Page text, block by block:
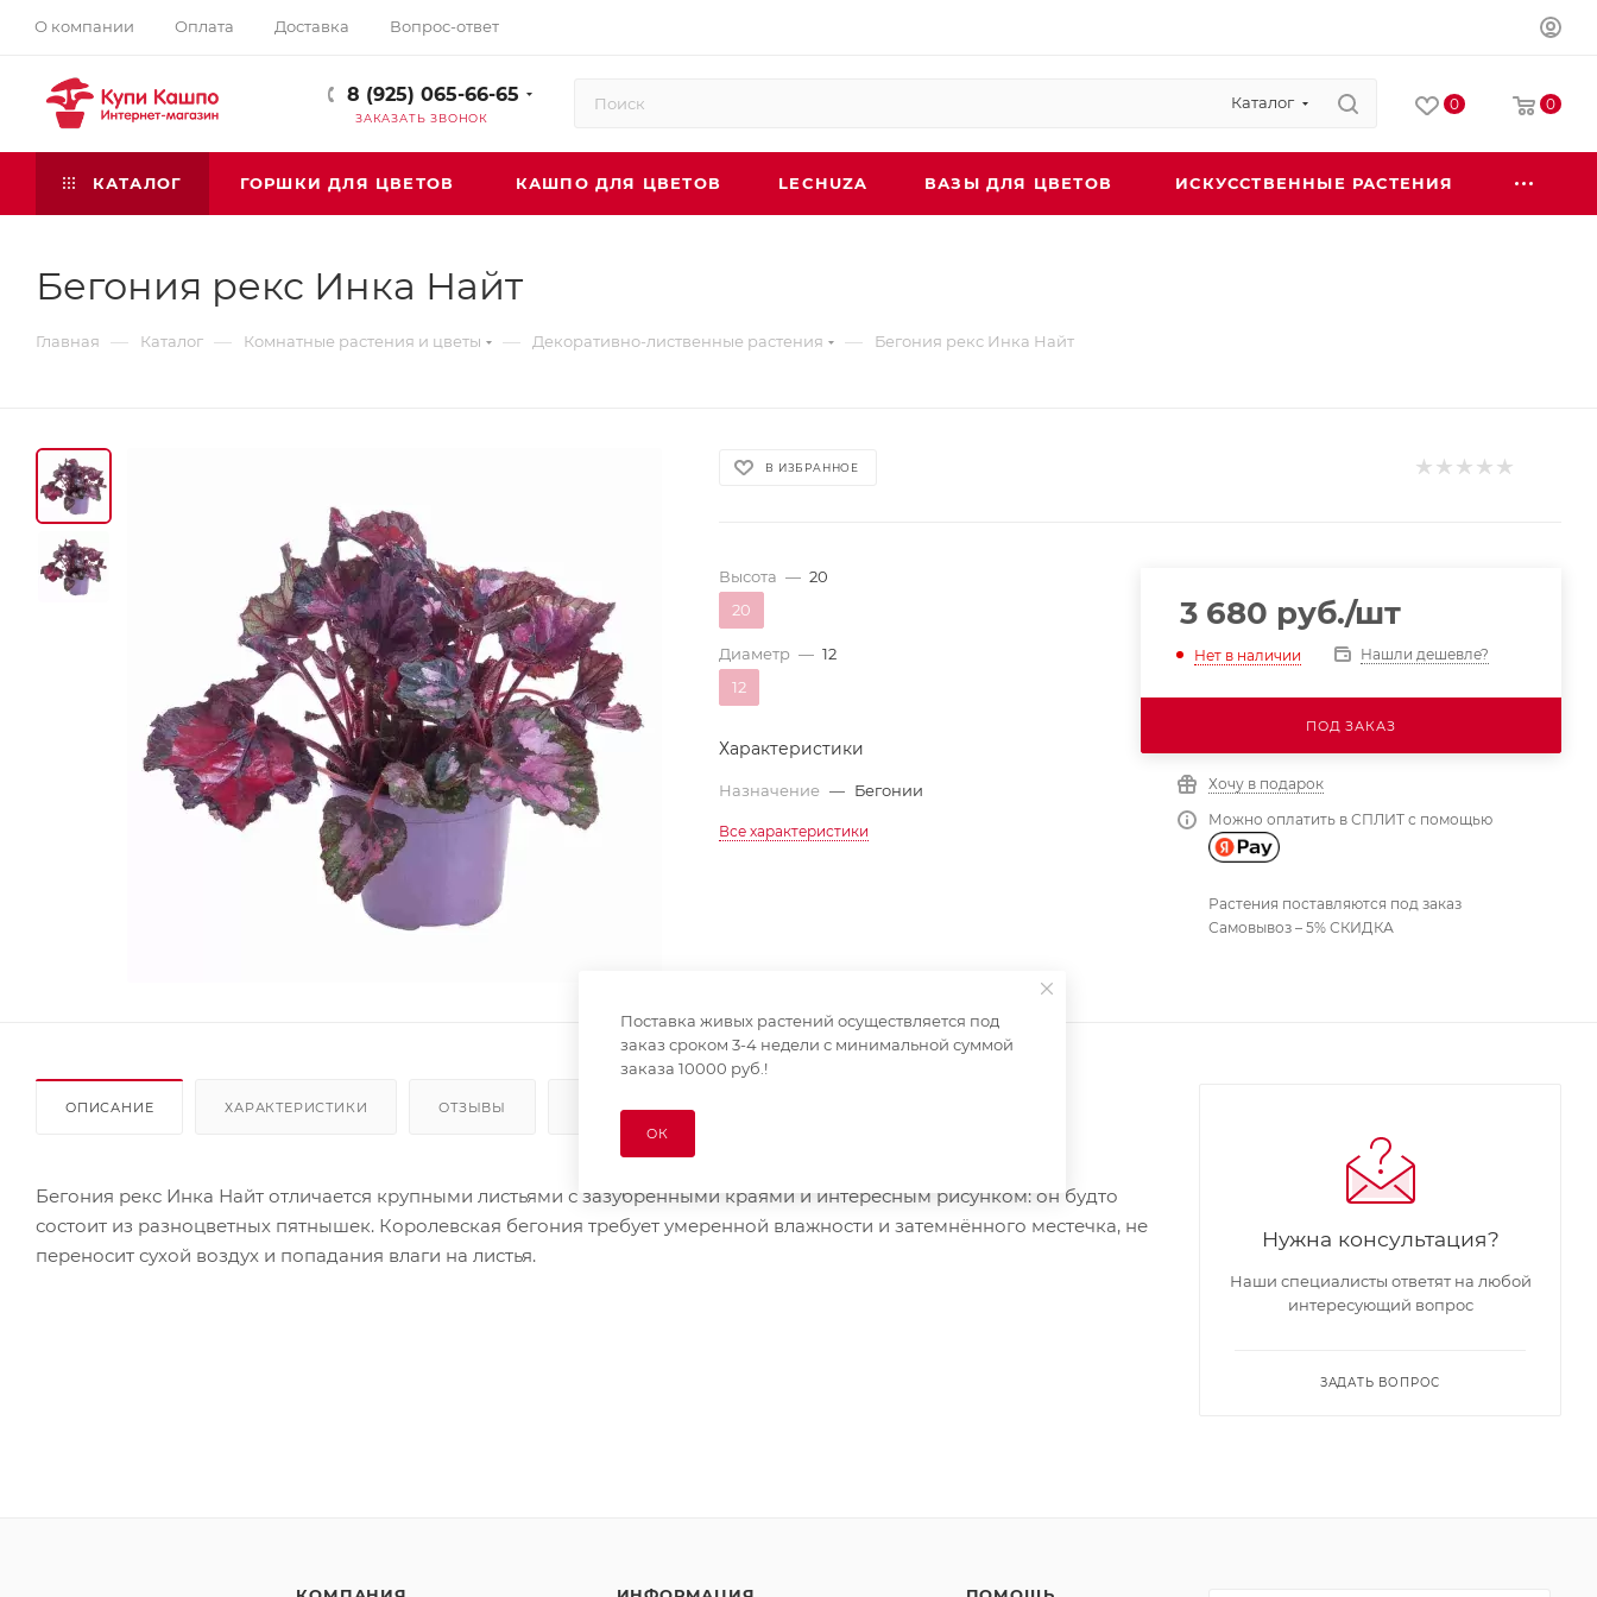
О компании Оплата Доставка Вопрос-ответ
8 (925) 065-66-65
ЗАКАЗАТЬ ЗВОНОК
Каталог 0 0
КАТАЛОГ ГОРШКИ ДЛЯ ЦВЕТОВ КАШПО ДЛЯ ЦВЕТОВ LECHUZA ВАЗЫ ДЛЯ ЦВЕТОВ ИСКУССТВЕННЫЕ РАСТЕНИЯ
Бегония рекс Инка Найт
Главная — Каталог — Комнатные растения и цветы — Декоративно-лиственные растения — Бегония рекс Инка Найт
В ИЗБРАННОЕ
Высота — 20
20
Диаметр — 12
12
Характеристики
Назначение — Бегонии
Все характеристики
3 680 руб./шт
Нет в наличии Нашли дешевле?
ПОД ЗАКАЗ
Хочу в подарок
Можно оплатить в СПЛИТ с помощью
Растения поставляются под заказ
Самовывоз – 5% СКИДКА
ОПИСАНИЕ ХАРАКТЕРИСТИКИ ОТЗЫВЫ КАК КУПИТЬ
Бегония рекс Инка Найт отличается крупными листьями с зазубренными краями и интересным рисунком: он будто
состоит из разноцветных пятнышек. Королевская бегония требует умеренной влажности и затемнённого местечка, не
переносит сухой воздух и попадания влаги на листья.
Нужна консультация?
Наши специалисты ответят на любой
интересующий вопрос
ЗАДАТЬ ВОПРОС
Поставка живых растений осуществляется под
заказ сроком 3-4 недели с минимальной суммой
заказа 10000 руб.!
ОК